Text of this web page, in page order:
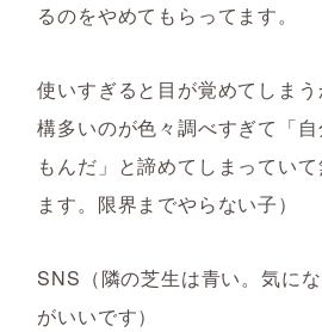
るのをやめてもらってます。
使いすぎると目が覚めてしま
構多いのが色々調べすぎて「
もんだ」と諦めてしまってい
ます。限界までやらない子）
SNS（隣の芝生は青い。気に
がいいです）